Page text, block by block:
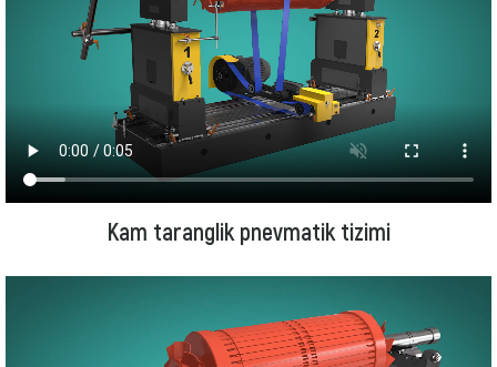
Kam taranglik pnevmatik tizimi